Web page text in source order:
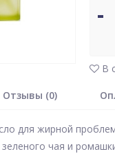
-
В
Отзывы (0)
для жирной
чая и